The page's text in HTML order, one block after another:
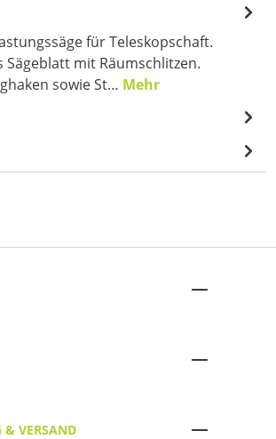
für Teleskopschaft.
mit Räumschlitzen.
sowie St… Mehr
& VERSAND